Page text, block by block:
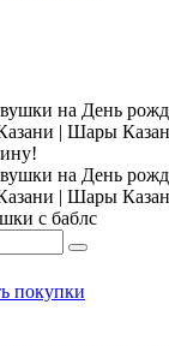
с баблс
покупки